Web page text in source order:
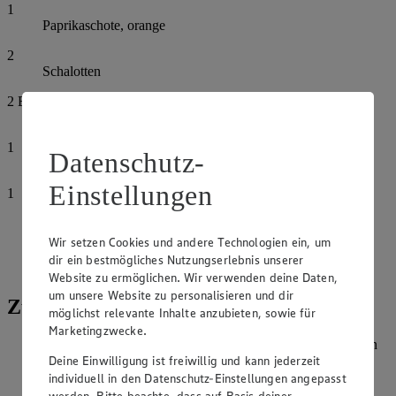
1
Paprikaschote, orange
2
Schalotten
2 EL
1
Orange
1
Granatapfel
Salz
Pfeffer, grün
Zubereitung
Steaks mit Rapsöl bestreichen, pfeffern und mit abgezupften
Kräuterblättchen bestreuen.
Quinoa mit Gemüsebrühe nach Packungsanleitung garen.
Datenschutz-
Einstellungen
Wir setzen Cookies und andere Technologien ein, um
dir ein bestmögliches Nutzungserlebnis unserer
Website zu ermöglichen. Wir verwenden deine Daten,
um unsere Website zu personalisieren und dir
möglichst relevante Inhalte anzubieten, sowie für
Marketingzwecke.
Deine Einwilligung ist freiwillig und kann jederzeit
individuell in den Datenschutz-Einstellungen angepasst